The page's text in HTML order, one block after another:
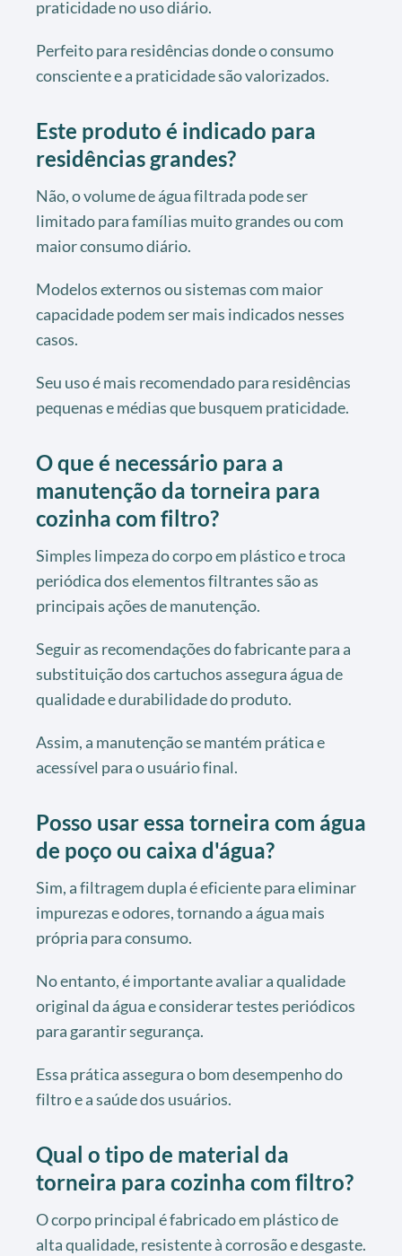
praticidade no uso diário.
Perfeito para residências donde o consumo
consciente e a praticidade são valorizados.
Este produto é indicado para
residências grandes?
Não, o volume de água filtrada pode ser
limitado para famílias muito grandes ou com
maior consumo diário.
Modelos externos ou sistemas com maior
capacidade podem ser mais indicados nesses
casos.
Seu uso é mais recomendado para residências
pequenas e médias que busquem praticidade.
O que é necessário para a
manutenção da torneira para
cozinha com filtro?
Simples limpeza do corpo em plástico e troca
periódica dos elementos filtrantes são as
principais ações de manutenção.
Seguir as recomendações do fabricante para a
substituição dos cartuchos assegura água de
qualidade e durabilidade do produto.
Assim, a manutenção se mantém prática e
acessível para o usuário final.
Posso usar essa torneira com água
de poço ou caixa d'água?
Sim, a filtragem dupla é eficiente para eliminar
impurezas e odores, tornando a água mais
própria para consumo.
No entanto, é importante avaliar a qualidade
original da água e considerar testes periódicos
para garantir segurança.
Essa prática assegura o bom desempenho do
filtro e a saúde dos usuários.
Qual o tipo de material da
torneira para cozinha com filtro?
O corpo principal é fabricado em plástico de
alta qualidade, resistente à corrosão e desgaste.